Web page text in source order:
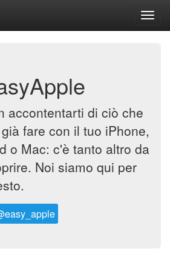
accontentarti di ciò che
fare con il tuo iPhone,
o Mac: c'è tanto altro da
Noi siamo qui per